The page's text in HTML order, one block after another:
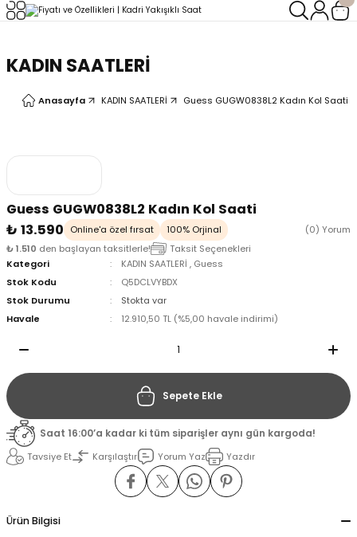
KADIN SAATLERİ
Anasayfa KADIN SAATLERİ Guess GUGW0838L2 Kadın Kol Saati
Guess GUGW0838L2 Kadın Kol Saati
₺ 13.590
Online'a özel fırsat 100% Orjinal
(0) Yorum
₺ 1.510 den başlayan taksitlerle!
Taksit Seçenekleri
Kategori
KADIN SAATLERİ , Guess
Stok Kodu
Q5DCLVYBDX
Stok Durumu
Stokta var
Havale
12.910,50 TL (%5,00 havale indirimi)
Sepete Ekle
Saat 16:00’a kadar ki tüm siparişler aynı gün kargoda!
Tavsiye Et
Karşılaştır Yorum Yaz Yazdır
Ürün Bilgisi
Geri Dön
Geri Dön